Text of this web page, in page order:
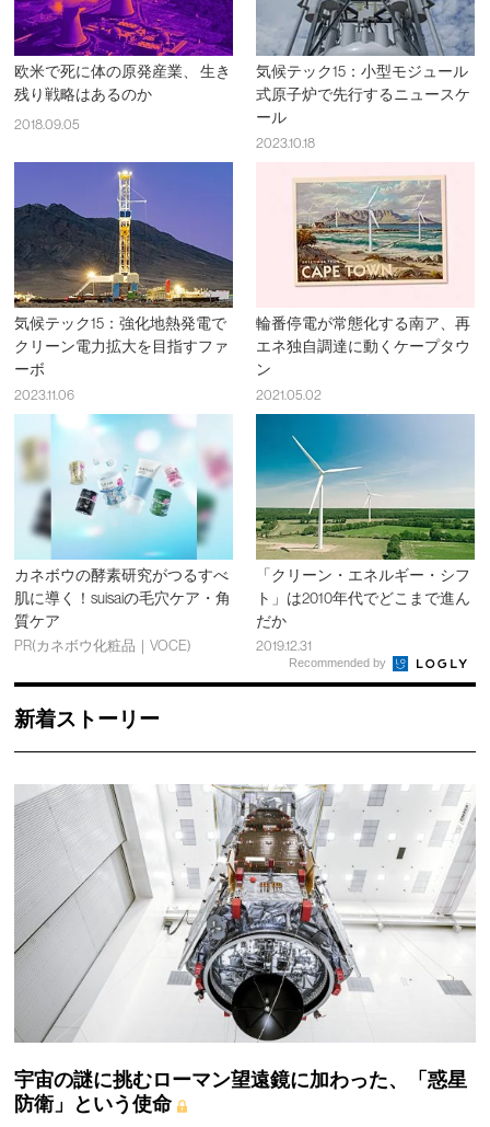
欧米で死に体の原発産業、 生き
残り戦略はあるのか
2018.09.05
気候テック15：小型モジュール
式原子炉で先行するニュースケ
ール
2023.10.18
気候テック15：強化地熱発電で
クリーン電力拡大を目指すファ
ーボ
2023.11.06
輪番停電が常態化する南ア、再
エネ独自調達に動くケープタウ
ン
2021.05.02
カネボウの酵素研究がつるすべ
肌に導く！suisaiの毛穴ケア・角
質ケア
PR(カネボウ化粧品｜VOCE)
「クリーン・エネルギー・シフ
ト」は2010年代でどこまで進ん
だか
2019.12.31
Recommended by
新着ストーリー
宇宙の謎に挑むローマン望遠鏡に加わった、「惑星
防衛」という使命